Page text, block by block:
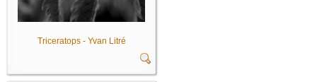
Triceratops - Yvan Litré